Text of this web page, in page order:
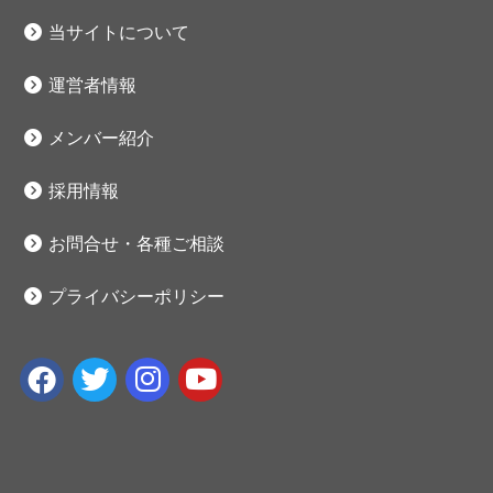
当サイトについて
運営者情報
メンバー紹介
採用情報
お問合せ・各種ご相談
プライバシーポリシー